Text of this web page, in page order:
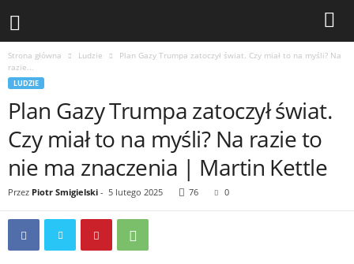
Strona główna Ludzie
Plan Gazy Trumpa zatoczył świat. Czy miał to na myśli? Na
razie...
LUDZIE
Plan Gazy Trumpa zatoczył świat.
Czy miał to na myśli? Na razie to
nie ma znaczenia | Martin Kettle
Przez Piotr Smigielski - 5 lutego 2025 76 0